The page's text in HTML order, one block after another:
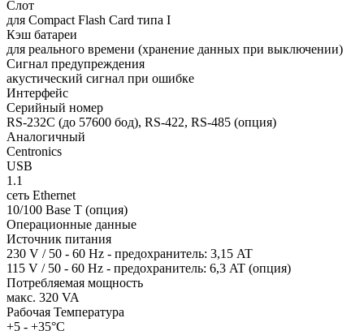
Слот
для Compact Flash Card типа I
Кэш батареи
для реального времени (хранение данных при выключении)
Сигнал предупреждения
акустический сигнал при ошибке
Интерфейс
Серийный номер
RS-232C (до 57600 бод), RS-422, RS-485 (опция)
Аналогичный
Centronics
USB
1.1
сеть Ethernet
10/100 Base T (опция)
Операционные данные
Источник питания
230 V / 50 - 60 Hz - предохранитель: 3,15 AT
115 V / 50 - 60 Hz - предохранитель: 6,3 AT (опция)
Потребляемая мощность
макс. 320 VA
Рабочая Температура
+5 - +35°C